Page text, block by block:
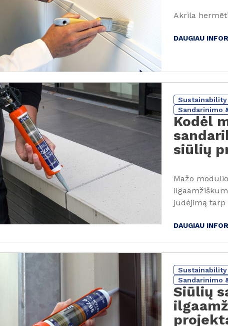
Akrila
DAUGIAU
Sustainability
Sandarinimo
Kodėl
siūlių
Mažo
judėjimą tarp
DAUGIAU
Sustainability
Sandarinimo
Siūlių